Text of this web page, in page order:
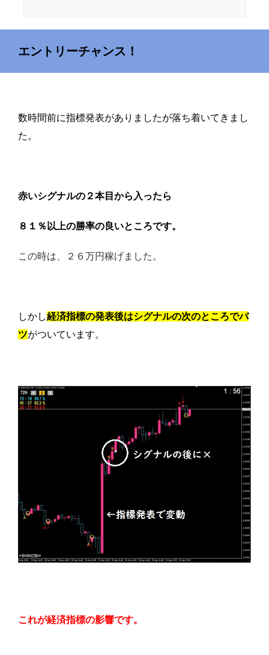
エントリーチャンス！
数時間前に指標発表がありましたが落ち着いてきまし
た。
赤いシグナルの２本目から入ったら
８１％以上の勝率の良いところです。
この時は、２６万円稼げました。
しかし経済指標の発表後はシグナルの次のところでバ
ツがついています。
これが経済指標の影響です。